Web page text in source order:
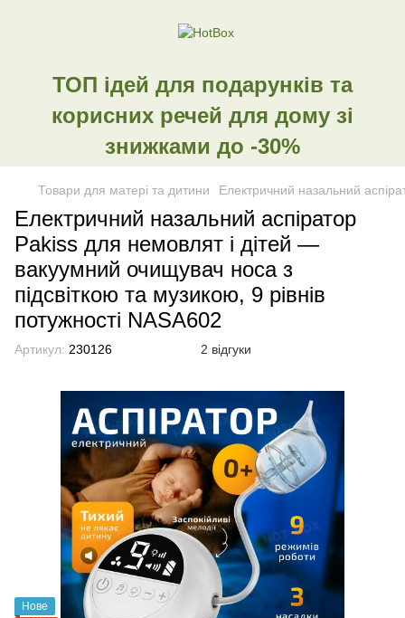
ТОП ідей для подарунків та
корисних речей для дому зі
знижками до -30%
Товари для матері та дитини Електричний назальний
Електричний назальний аспіратор
Pakiss для немовлят і дітей —
вакуумний очищувач носа з
підсвіткою та музикою, 9 рівнів
потужності NASA602
Артикул: 230126 2 відгуки
Нове